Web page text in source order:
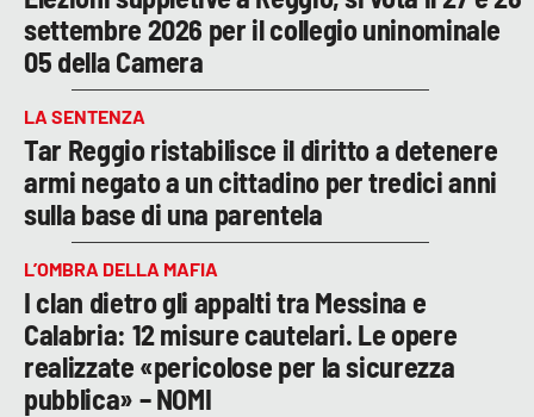
settembre 2026 per il collegio uninominale
05 della Camera
LA SENTENZA
Tar Reggio ristabilisce il diritto a detenere
armi negato a un cittadino per tredici anni
sulla base di una parentela
L’OMBRA DELLA MAFIA
I clan dietro gli appalti tra Messina e
Calabria: 12 misure cautelari. Le opere
realizzate «pericolose per la sicurezza
pubblica» – NOMI